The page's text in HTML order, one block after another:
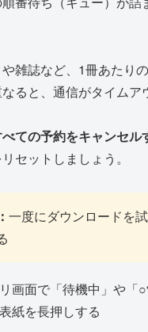
雑誌など、1冊あたり
ると、通信がタイムア
ての予約をキャンセル
セットしましょう。
一度にダウンロードを
画面で「待機中」や「
紙を長押しする